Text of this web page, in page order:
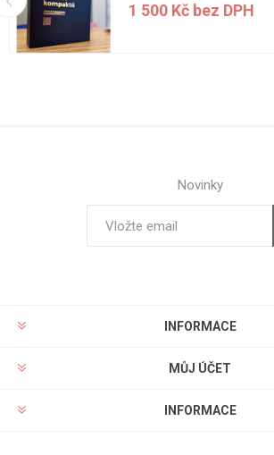
1 500 Kč bez DPH
Novinky
INFORMACE
MŮJ ÚČET
INFORMACE